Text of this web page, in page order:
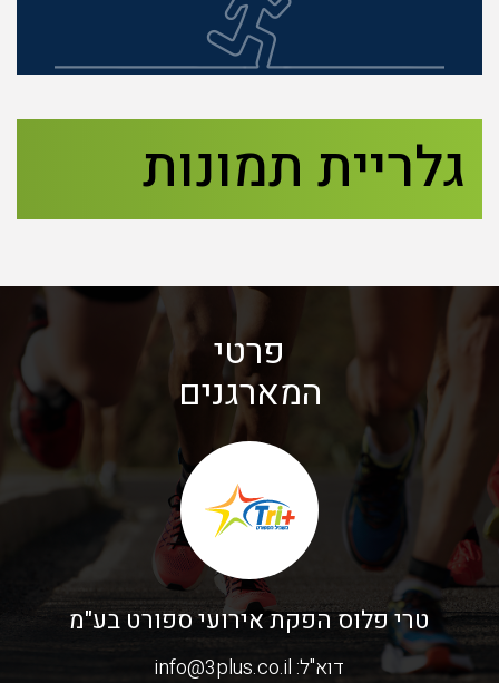
גלריית תמונות
פרטי
המארגנים
טרי פלוס הפקת אירועי ספורט בע"מ
דוא"ל:info@3plus.co.il